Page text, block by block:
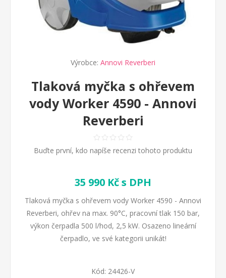
Výrobce: Annovi Reverberi
Tlaková myčka s ohřevem
vody Worker 4590 - Annovi
Reverberi
Buďte první, kdo napíše recenzi tohoto produktu
35 990 Kč s DPH
Tlaková myčka s ohřevem vody Worker 4590 - Annovi
Reverberi, ohřev na max. 90°C, pracovní tlak 150 bar,
výkon čerpadla 500 l/hod, 2,5 kW. Osazeno lineární
čerpadlo, ve své kategorii unikát!
Kód: 24426-V